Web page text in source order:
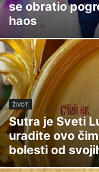
se obratio
haos
ŽIVOT
Sutra je Sveti
uradite ovo
bolesti od